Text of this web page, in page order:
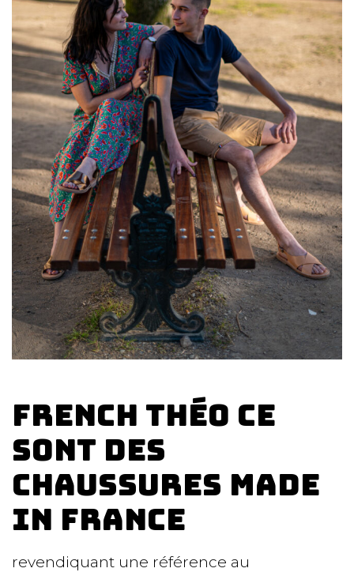
French Théo ce
sont des
chaussures made
in France
revendiquant une référence au